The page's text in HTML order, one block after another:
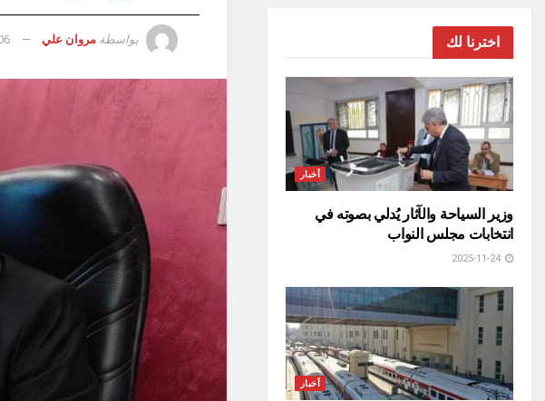
بواسطة مروان علي اخترنا لك
أخبار
وزير السياحة والآثار يُدلي بصوته في
انتخابات مجلس النواب
أخبار